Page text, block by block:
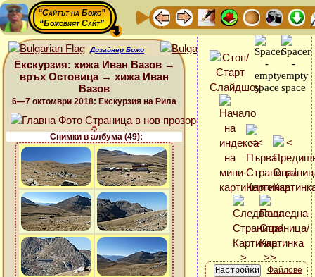
“Сайтът на Божо”
“Божовият Сайт”
Дизайнер Божо
Екскурзия: хижа Иван Вазов →
връх Остовица → хижа Иван
Вазов
6—7 октомври 2018: Екскурзия на Рила
Снимки в албума (49):
Файлове